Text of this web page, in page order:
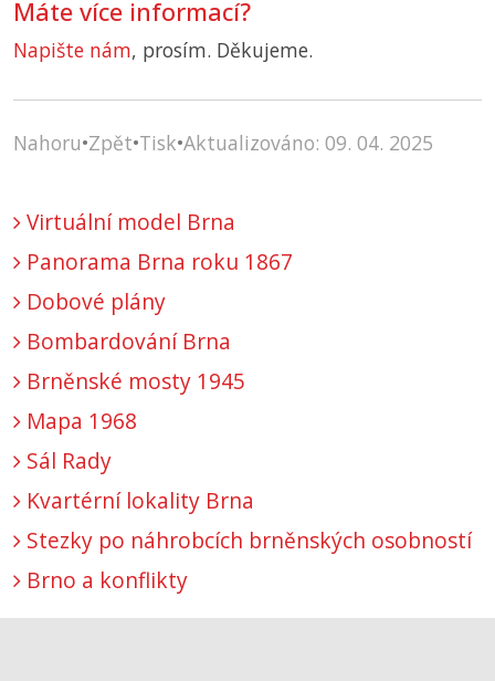
Máte více informací?
Napište nám, prosím. Děkujeme.
Nahoru•Zpět•Tisk•Aktualizováno: 09. 04. 2025
Virtuální model Brna
Panorama Brna roku 1867
Dobové plány
Bombardování Brna
Brněnské mosty 1945
Mapa 1968
Sál Rady
Kvartérní lokality Brna
Stezky po náhrobcích brněnských osobností
Brno a konflikty